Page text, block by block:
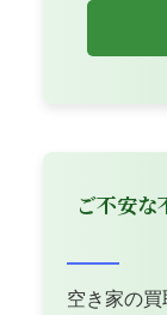
ご不安な
空き家の